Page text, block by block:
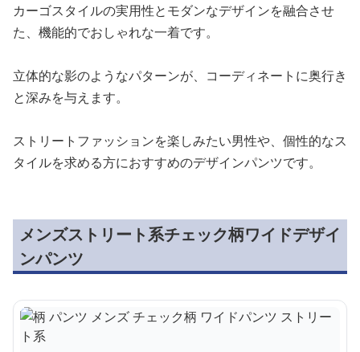
カーゴスタイルの実用性とモダンなデザインを融合させ
た、機能的でおしゃれな一着です。
立体的な影のようなパターンが、コーディネートに奥行き
と深みを与えます。
ストリートファッションを楽しみたい男性や、個性的なス
タイルを求める方におすすめのデザインパンツです。
メンズストリート系チェック柄ワイドデザイ
ンパンツ